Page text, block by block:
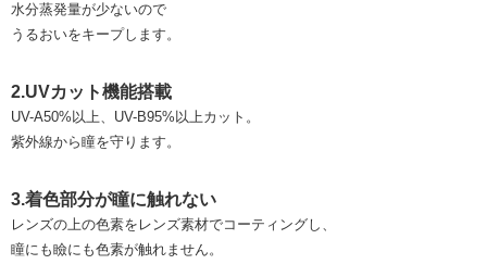
水分蒸発量が少ないので
うるおいをキープします。
2.UVカット機能搭載
UV-A50%以上、UV-B95%以上カット。
紫外線から瞳を守ります。
3.着色部分が瞳に触れない
レンズの上の色素をレンズ素材でコーティングし、
瞳にも瞼にも色素が触れません。